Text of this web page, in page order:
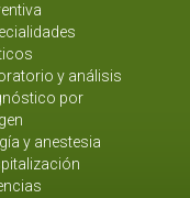
y análisis
por
y anestesia